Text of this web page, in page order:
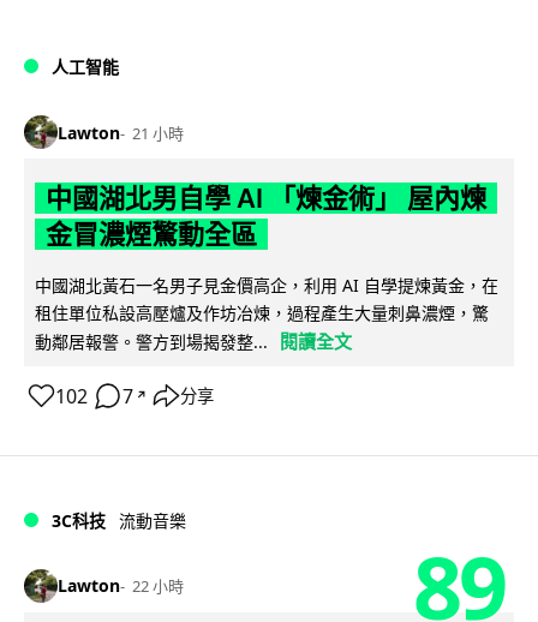
人工智能
Lawton 21 小時
中國湖北男自學 AI 「煉金術」 屋內煉
金冒濃煙驚動全區
中國湖北黃石一名男子見金價高企，利用 AI 自學提煉黃金，在
租住單位私設高壓爐及作坊冶煉，過程產生大量刺鼻濃煙，驚
動鄰居報警。警方到場揭發整...
閱讀全文
102 7 ↗ 分享
3C科技 流動音樂
Lawton 22 小時 89